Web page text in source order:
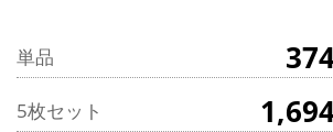
単品
5枚セット